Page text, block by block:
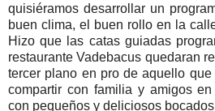
quisiéramos desarrollar un
buen clima, el buen rollo en la
Hizo que las catas guiadas
restaurante Vadebacus quedaran
tercer plano en pro de aquello
compartir con familia y amigos
con pequeños y deliciosos